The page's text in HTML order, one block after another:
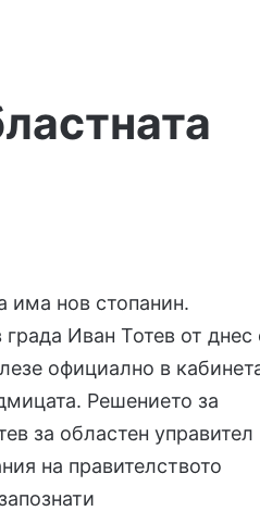
има нов стопанин.
Иван Тотев от днес
официално в
Решението за
за областен управител
на правителството